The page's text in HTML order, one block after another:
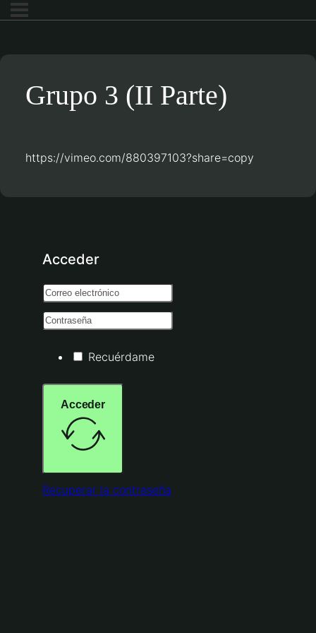
Grupo 3 (II Parte)
https://vimeo.com/880397103?share=copy
Acceder
Recuérdame
Acceder
Recuperar la contraseña